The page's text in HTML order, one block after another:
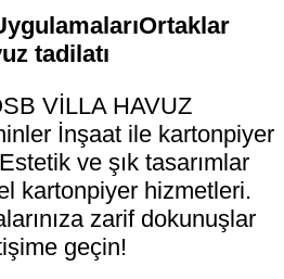
tadilatı
VİLLA HAVUZ
İnşaat ile kartonpiyer
ve şık tasarımlar
kartonpiyer hizmetleri.
zarif dokunuşlar
geçin!